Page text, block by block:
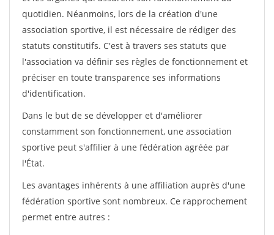
quotidien. Néanmoins, lors de la création d'une
association sportive, il est nécessaire de rédiger des
statuts constitutifs. C'est à travers ses statuts que
l'association va définir ses règles de fonctionnement et
préciser en toute transparence ses informations
d'identification.
Dans le but de se développer et d'améliorer
constamment son fonctionnement, une association
sportive peut s'affilier à une fédération agréée par
l'État.
Les avantages inhérents à une affiliation auprès d'une
fédération sportive sont nombreux. Ce rapprochement
permet entre autres :